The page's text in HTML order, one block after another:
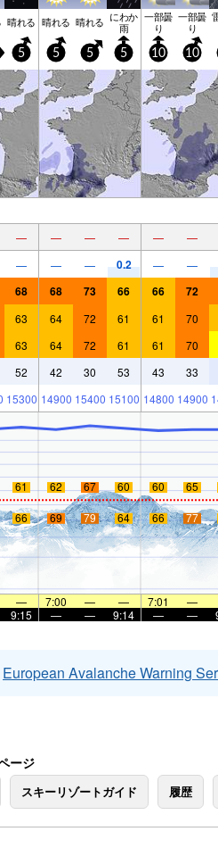
晴れる 晴れる 晴れる にわか
雨
一部曇
り
一部曇
り
5 5 5 5 10 10
— — — — — —
— — — 0.2 — —
68 68 73 66 66 72
63 64 72 61 61 70
63 64 72 61 61 70
52 42 30 53 43 33
15300 14900 15400 15100 14800 14900
61 62 67 60 60 65
66 69 79 64 66 77
— 7:00 — — 7:01 —
9:15 — — 9:14 — —
European Avalanche Warning
ージ
スキーリゾートガイド 履歴